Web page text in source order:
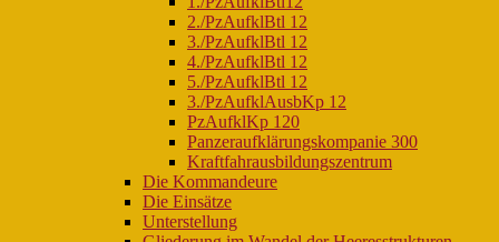
2./PzAufklBtl 12
3./PzAufklBtl 12
4./PzAufklBtl 12
5./PzAufklBtl 12
3./PzAufklAusbKp 12
PzAufklKp 120
Panzeraufklärungskompanie 300
Kraftfahrausbildungszentrum
Die Kommandeure
Die Einsätze
Unterstellung